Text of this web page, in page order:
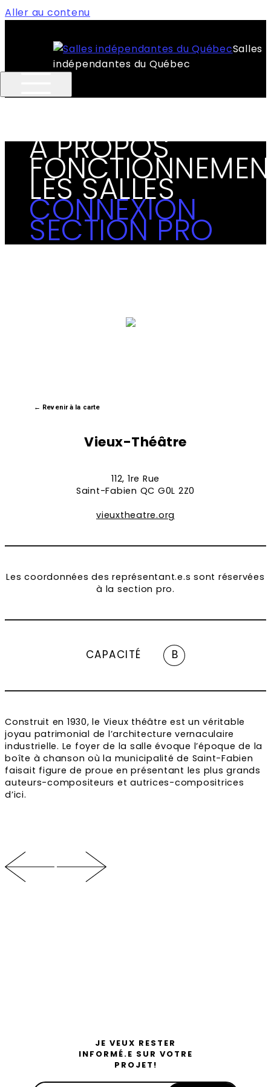
Aller au contenu
Salles
indépendantes du Québec
À PROPOS
LES SALLES
CONNEXION
SECTION PRO
← Revenir à la carte
Vieux-Théâtre
112, 1re Rue
Saint-Fabien QC G0L 2Z0
vieuxtheatre.org
Les coordonnées des représentant.e.s sont réservées
à la section pro.
CAPACITÉ B
Construit en 1930, le Vieux théâtre est un véritable
joyau patrimonial de l’architecture vernaculaire
industrielle. Le foyer de la salle évoque l’époque de la
boîte à chanson où la municipalité de Saint-Fabien
faisait figure de proue en présentant les plus grands
auteurs-compositeurs et autrices-compositrices
d’ici.
JE VEUX RESTER
INFORMÉ.E SUR VOTRE
PROJET!